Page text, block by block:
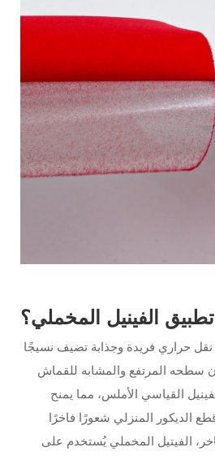
الفينيل المخملي؟
نقل حراري فريدة وجذابة تضيف نسيجًا
سطحه المرتفع والمشابه للقماش
القياسي الأملس، مما يمنح
الديكور المنزلي شعورًا فاخرًا
الفيتيل المخملي يُستخدم على